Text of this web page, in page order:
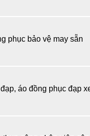
phục bảo vệ may sẵn
áo đồng phục đạp